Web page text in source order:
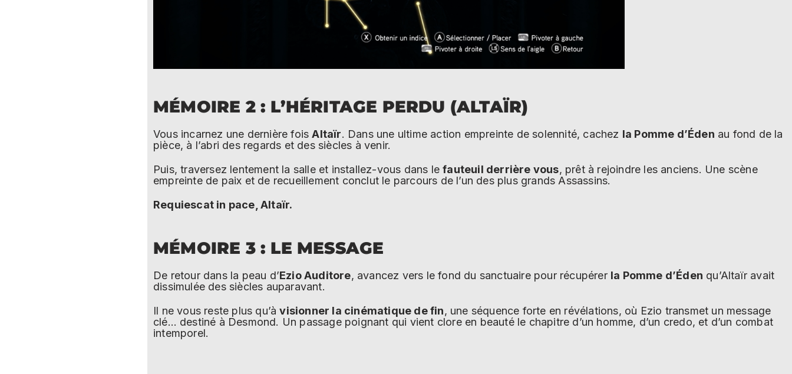
MÉMOIRE 2 : L’HÉRITAGE PERDU (ALTAÏR)
Vous incarnez une dernière foisAltaïr. Dans une ultime action empreinte de solennité, cachez la Pomme d’Éden au fond de la
pièce, à l’abri des regards et des siècles à venir.
Puis, traversez lentement la salle et installez-vous dans lefauteuil derrière vous, prêt à rejoindre les anciens. Une scène
empreinte de paix et de recueillement conclut le parcours de l’un des plus grands Assassins.
Requiescat in pace, Altaïr.
MÉMOIRE 3 : LE MESSAGE
De retour dans la peau d’Ezio Auditore, avancez vers le fond du sanctuaire pour récupérer la Pomme d’Éden qu’Altaïr avait
dissimulée des siècles auparavant.
Il ne vous reste plus qu’àvisionner la cinématique de fin, une séquence forte en révélations, où Ezio transmet un message
clé… destiné à Desmond. Un passage poignant qui vient clore en beauté le chapitre d’un homme, d’un credo, et d’un combat
intemporel.